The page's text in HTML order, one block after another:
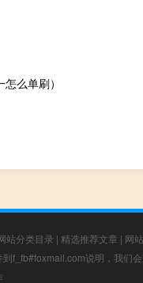
么单刷）
站分类目录 | 精选推荐文章 | 网
f_fb#foxmail.com说明，我们